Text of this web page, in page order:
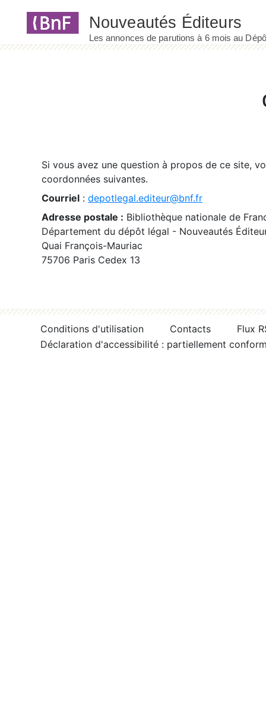
Si vous avez une question à propos de ce site,
coordonnées suivantes.
Courriel : depotlegal.editeur@bnf.fr
Adresse postale : Bibliothèque nationale de
Département du dépôt légal - Nouveautés
Quai François-Mauriac
75706 Paris Cedex 13
Conditions d'utilisation Contacts
Flux
Déclaration d'accessibilité : partiellement